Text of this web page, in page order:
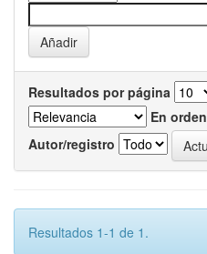
Resultados por página
En orden
Autor/registro
Resultados 1-1 de 1.